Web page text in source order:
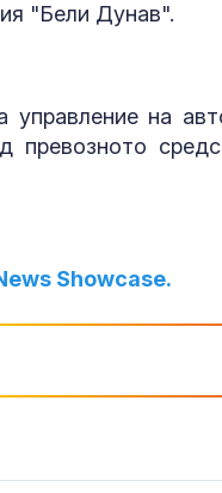
"Бели Дунав".
на
превозното
Showcase.
в